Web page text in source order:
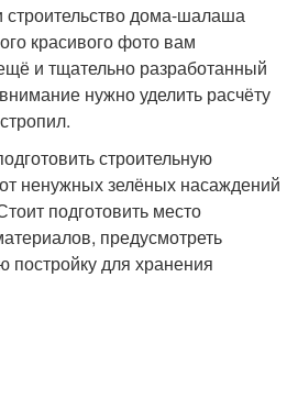
дома-шалаша
красивого фото вам
и тщательно разработанный
нужно уделить расчёту
строительную
ненужных зелёных насаждений
подготовить место
предусмотреть
для хранения